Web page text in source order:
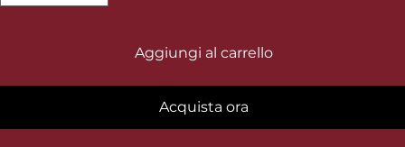
Aggiungi al carrello
Acquista ora